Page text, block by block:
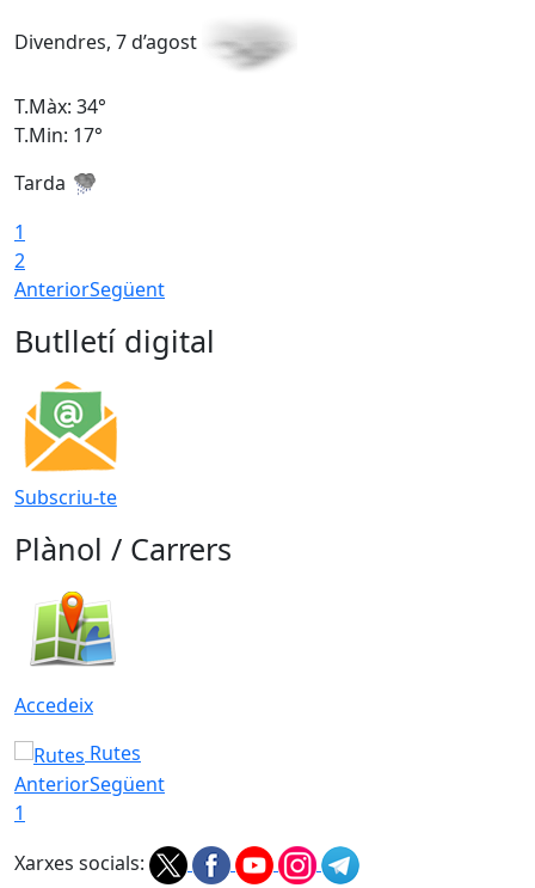
Divendres, 7 d’agost
T.Màx: 34°
T.Min: 17°
Tarda
1
2
AnteriorSegüent
Butlletí digital
Subscriu-te
Plànol / Carrers
Accedeix
Rutes
AnteriorSegüent
1
Xarxes socials: